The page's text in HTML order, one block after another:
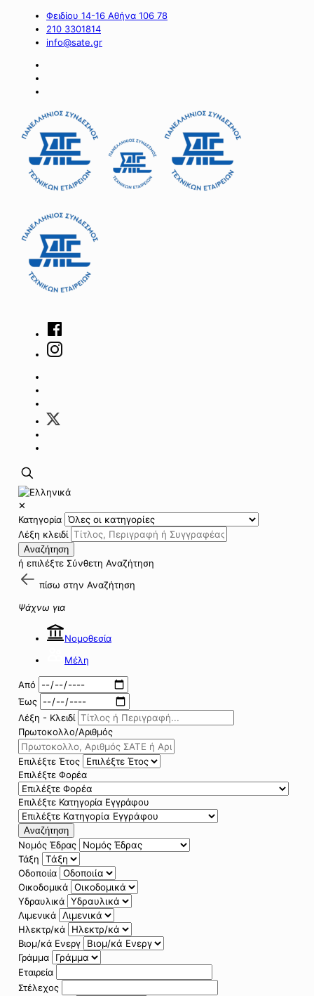
Φειδίου 14-16 Αθήνα 106 78
210 3301814
info@sate.gr
✕
Κατηγορία
Λέξη κλειδί
Αναζήτηση
ή επιλέξτε Σύνθετη Αναζήτηση
πίσω στην Αναζήτηση
Ψάχνω για
Νομοθεσία
Μέλη
Από
Έως
Λέξη - Κλειδί
Πρωτοκολλο/Αριθμός
Επιλέξτε Έτος
Επιλέξτε Φορέα
Επιλέξτε Κατηγορία Εγγράφου
Αναζήτηση
Νομός Έδρας
Τάξη
Οδοποιία
Οικοδομικά
Υδραυλικά
Λιμενικά
Ηλεκτρ/κά
Βιομ/κά Ενεργ
Γράμμα
Εταιρεία
Στέλεχος